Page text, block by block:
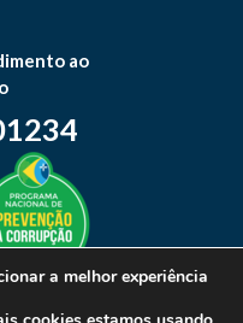
ao
a melhor experiência